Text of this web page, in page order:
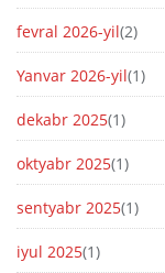
fevral 2026-yil(2)
Yanvar 2026-yil(1)
dekabr 2025(1)
oktyabr 2025(1)
sentyabr 2025(1)
iyul 2025(1)